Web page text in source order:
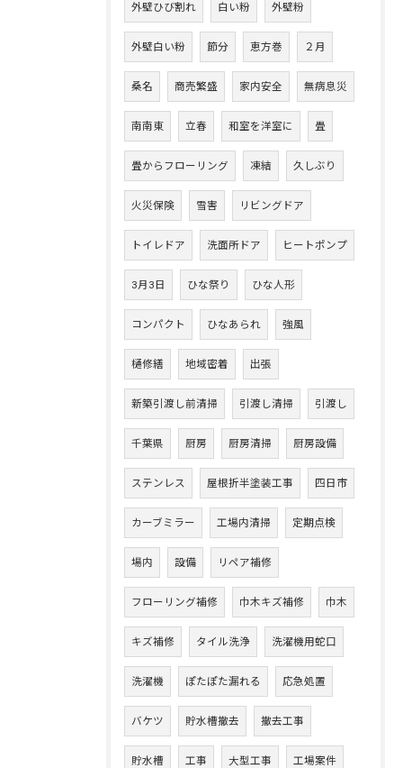
外壁ひび割れ 白い粉 外壁粉
外壁白い粉 節分 恵方巻 ２月
桑名 商売繁盛 家内安全 無病息災
南南東 立春 和室を洋室に 畳
畳からフローリング 凍結 久しぶり
火災保険 雪害 リビングドア
トイレドア 洗面所ドア ヒートポンプ
3月3日 ひな祭り ひな人形
コンパクト ひなあられ 強風
樋修繕 地域密着 出張
新築引渡し前清掃 引渡し清掃 引渡し
千葉県 厨房 厨房清掃 厨房設備
ステンレス 屋根折半塗装工事 四日市
カーブミラー 工場内清掃 定期点検
場内 設備 リペア補修
フローリング補修 巾木キズ補修 巾木
キズ補修 タイル洗浄 洗濯機用蛇口
洗濯機 ぽたぽた漏れる 応急処置
バケツ 貯水槽撤去 撤去工事
貯水槽 工事 大型工事 工場案件